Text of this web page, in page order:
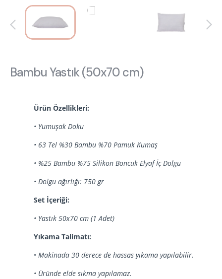
Almila Blog
Almila Kariyer
Almila Life Concept
Hakkımızda
Kataloglar
İş Ortaklığı
444 8 543
Bambu Yastık (50x70 cm)
Ürün Özellikleri:
• Yumuşak Doku
• 63 Tel %30 Bambu %70 Pamuk Kumaş
• %25 Bambu %75 Silikon Boncuk Elyafİç Dolgu
• Dolgu ağırlığı: 750 gr
Set İçeriği:
• Yastık 50x70 cm (1 Adet)
Yıkama Talimatı:
• Makinada 30 derece de hassas yıkama yapılabilir.
• Üründe elde sıkma yapılamaz.